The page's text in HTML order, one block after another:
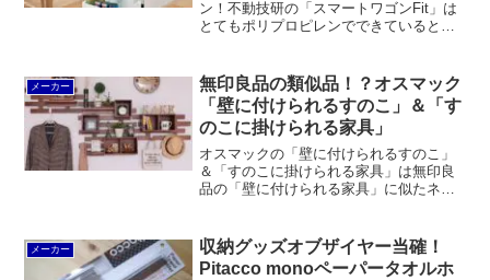
ン！不動技研の「スマートワゴンFit」は
とてもポリプロピレンでできているとは
メーカー
無印良品の類似品！？オスマック
「壁に付けられるすのこ」＆「す
のこに掛けられる家具」
オスマックの「壁に付けられるすのこ」
＆「すのこに掛けられる家具」は無印良
品の「壁に付けられる家具」に似たネー
オスマックならではのウォールシェルフ
です。
メーカー
収納グッズオブザイヤー当確！
Pitacco monoペーパータオルホ